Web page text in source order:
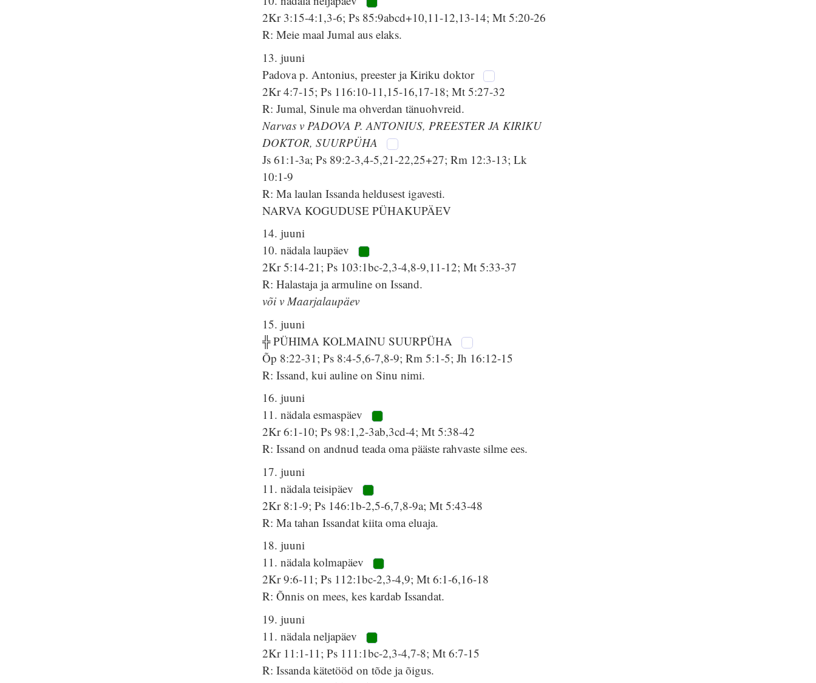
2Kr 3:15-4:1,3-6; Ps 85:9abcd+10,11-12,13-14; Mt 5:20-26
R: Meie maal Jumal aus elaks.
13. juuni
Padova p. Antonius, preester ja Kiriku doktor
2Kr 4:7-15; Ps 116:10-11,15-16,17-18; Mt 5:27-32
R: Jumal, Sinule ma ohverdan tänuohvreid.
Narvas v PADOVA P. ANTONIUS, PREESTER JA KIRIKU
DOKTOR, SUURPÜHA
Js 61:1-3a; Ps 89:2-3,4-5,21-22,25+27; Rm 12:3-13; Lk
10:1-9
R: Ma laulan Issanda heldusest igavesti.
NARVA KOGUDUSE PÜHAKUPÄEV
14. juuni
10. nädala laupäev
2Kr 5:14-21; Ps 103:1bc-2,3-4,8-9,11-12; Mt 5:33-37
R: Halastaja ja armuline on Issand.
või v Maarjalaupäev
15. juuni
╬ PÜHIMA KOLMAINU SUURPÜHA
Õp 8:22-31; Ps 8:4-5,6-7,8-9; Rm 5:1-5; Jh 16:12-15
R: Issand, kui auline on Sinu nimi.
16. juuni
11. nädala esmaspäev
2Kr 6:1-10; Ps 98:1,2-3ab,3cd-4; Mt 5:38-42
R: Issand on andnud teada oma pääste rahvaste silme ees.
17. juuni
11. nädala teisipäev
2Kr 8:1-9; Ps 146:1b-2,5-6,7,8-9a; Mt 5:43-48
R: Ma tahan Issandat kiita oma eluaja.
18. juuni
11. nädala kolmapäev
2Kr 9:6-11; Ps 112:1bc-2,3-4,9; Mt 6:1-6,16-18
R: Õnnis on mees, kes kardab Issandat.
19. juuni
11. nädala neljapäev
2Kr 11:1-11; Ps 111:1bc-2,3-4,7-8; Mt 6:7-15
R: Issanda kätetööd on tõde ja õigus.